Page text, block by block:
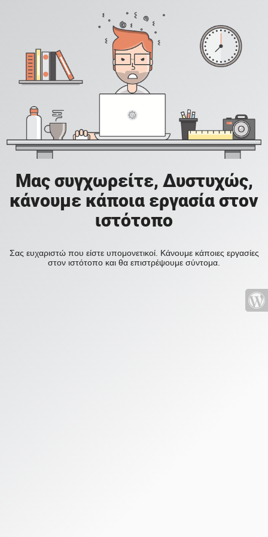
Μας συγχωρείτε, Δυστυχώς,
κάνουμε κάποια εργασία στον
ιστότοπο
Σας ευχαριστώ που είστε υπομονετικοί. Κάνουμε κάποιες εργασίες
στον ιστότοπο και θα επιστρέψουμε σύντομα.